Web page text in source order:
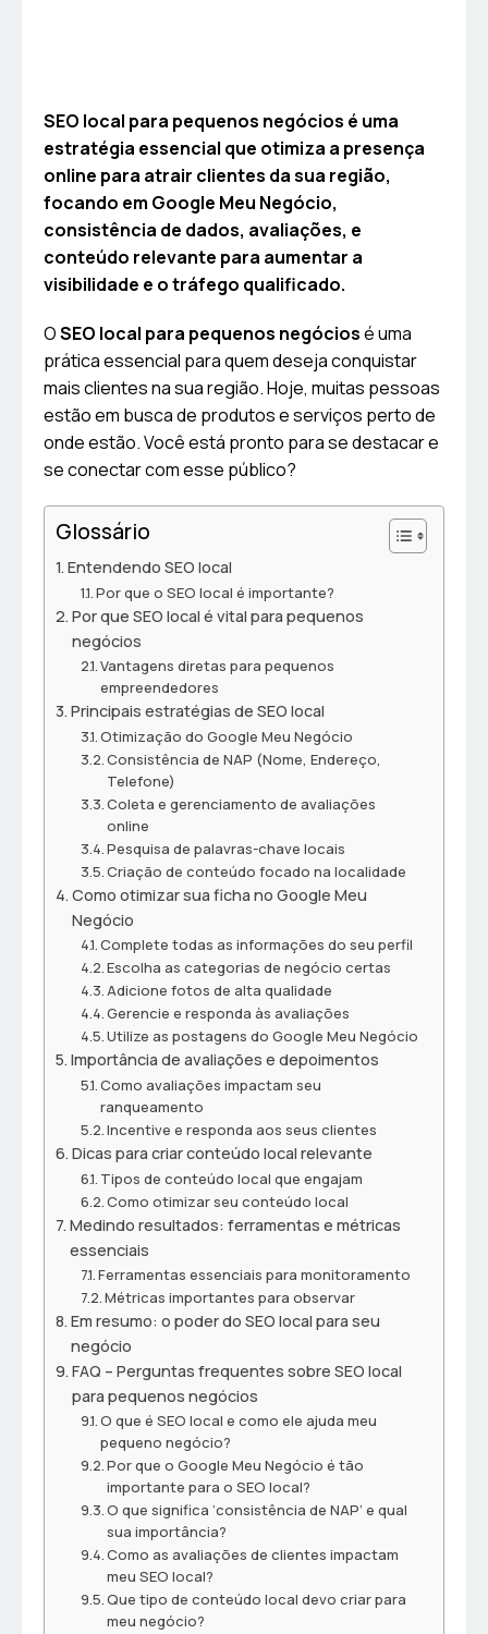
SEO local para pequenos negócios é uma
estratégia essencial que otimiza a presença
online para atrair clientes da sua região,
focando em Google Meu Negócio,
consistência de dados, avaliações, e
conteúdo relevante para aumentar a
visibilidade e o tráfego qualificado.
OSEO local para pequenos negóciosé uma
prática essencial para quem deseja conquistar
mais clientes na sua região. Hoje, muitas pessoas
estão em busca de produtos e serviços perto de
onde estão. Você está pronto para se destacar e
se conectar com esse público?
Glossário
Entendendo SEO local
Por que o SEO local é importante?
Por que SEO local é vital para pequenos
negócios
Vantagens diretas para pequenos
empreendedores
Principais estratégias de SEO local
Otimização do Google Meu Negócio
Consistência de NAP (Nome, Endereço,
Telefone)
Coleta e gerenciamento de avaliações
online
Pesquisa de palavras-chave locais
Criação de conteúdo focado na localidade
Como otimizar sua ficha no Google Meu
Negócio
Complete todas as informações do seu perfil
Escolha as categorias de negócio certas
Adicione fotos de alta qualidade
Gerencie e responda às avaliações
Utilize as postagens do Google Meu Negócio
Importância de avaliações e depoimentos
Como avaliações impactam seu
ranqueamento
Incentive e responda aos seus clientes
Dicas para criar conteúdo local relevante
Tipos de conteúdo local que engajam
Como otimizar seu conteúdo local
Medindo resultados: ferramentas e métricas
essenciais
Ferramentas essenciais para monitoramento
Métricas importantes para observar
Em resumo: o poder do SEO local para seu
negócio
FAQ – Perguntas frequentes sobre SEO local
para pequenos negócios
O que é SEO local e como ele ajuda meu
pequeno negócio?
Por que o Google Meu Negócio é tão
importante para o SEO local?
O que significa ‘consistência de NAP’ e qual
sua importância?
Como as avaliações de clientes impactam
meu SEO local?
Que tipo de conteúdo local devo criar para
meu negócio?